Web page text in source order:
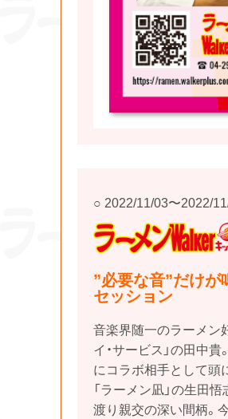
2022/11/03〜2022/
ラーメンWalker
ッチン
”必要な音”だけが
セッション
音楽界随一のラーメン
イ・サービス」の田中
にコラボ相手として頭
「ラーメン凪」の生田
渡り親交の深い間柄。